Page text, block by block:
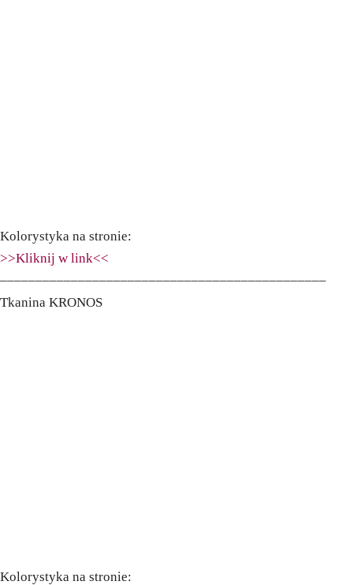
Kolorystyka na stronie:
>>Kliknij w link<<
––––––––––––––––––––––––––––––––––––––––––––––
Tkanina KRONOS
Kolorystyka na stronie: